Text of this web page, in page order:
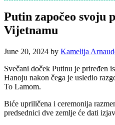
Putin započeo svoju
Vijetnamu
June 20, 2024 by Kamelija
Svečani doček Putinu je priređen
Hanoju nakon čega je usledio
To Lamom.
Biće upriličena i ceremonija
predsednici dve zemlje će dati